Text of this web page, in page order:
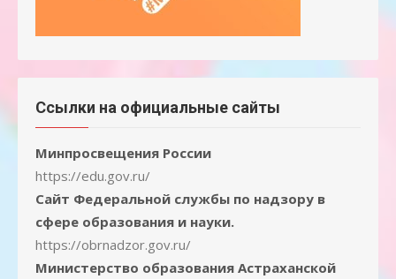
Ссылки на официальные сайты
Минпросвещения России
https://edu.gov.ru/
Сайт Федеральной службы по надзору в
сфере образования и науки.
https://obrnadzor.gov.ru/
Министерство образования Астраханской